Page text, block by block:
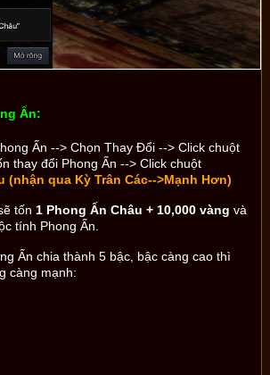
Ấn:
Ấn --> Chọn Thay Đổi --> Click chuột
thay đổi Phong Ấn --> Click chuột
(nhận qua Kỳ Trân Các-->Mạnh Hơn)
tốn 1 Phong Ấn Châu + 10,000 vàng và
tính Phong Ấn.
Ấn chia thành 5 bậc, bậc càng cao thì
càng mạnh: